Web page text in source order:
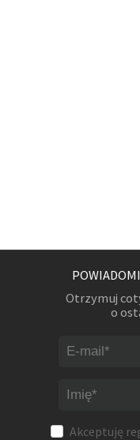
Otrzymuj
o
Akceptuję